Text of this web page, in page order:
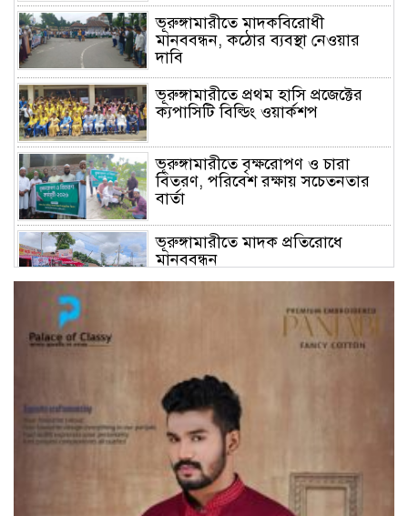
ভূরুঙ্গামারীতে মাদকবিরোধী
মানববন্ধন, কঠোর ব্যবস্থা নেওয়ার
দাবি
ভূরুঙ্গামারীতে প্রথম হাসি প্রজেক্টের
ক্যপাসিটি বিল্ডিং ওয়ার্কশপ
ভূরুঙ্গামারীতে বৃক্ষরোপণ ও চারা
বিতরণ, পরিবেশ রক্ষায় সচেতনতার
বার্তা
ভূরুঙ্গামারীতে মাদক প্রতিরোধে
মানববন্ধন
ভূরুঙ্গামারীতে ১৭৪০ মিটার অবৈধ
করল প্রশাসন
ভূরুঙ্গামারীতে পুলিশ-বিজিবির যৌথ
অভিযানে গাঁজার গাছ সহ
মাদককারবারি আটক